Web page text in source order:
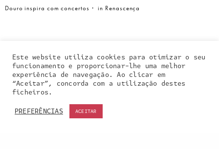
Douro inspira com concertos・ in Renascença
Este website utiliza cookies para otimizar o seu
funcionamento e proporcionar-lhe uma melhor
experiência de navegação. Ao clicar em
“Aceitar”, concorda com a utilização destes
ficheiros.
PREFERÊNCIAS
ACEITAR
Our site uses cookies. Learn more about our use of
cookies:cookie policy
ACCEPT